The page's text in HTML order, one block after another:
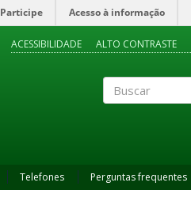
Participe Acesso à informação
ACESSIBILIDADE ALTO CONTRASTE
Telefones Perguntas frequentes